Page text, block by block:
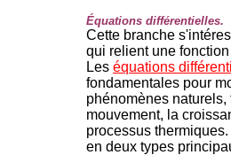
Équations différentielles.
Cette branche
qui relient une
Les équations
fondamentales pour
phénomènes naturels,
mouvement, la
processus
en deux types